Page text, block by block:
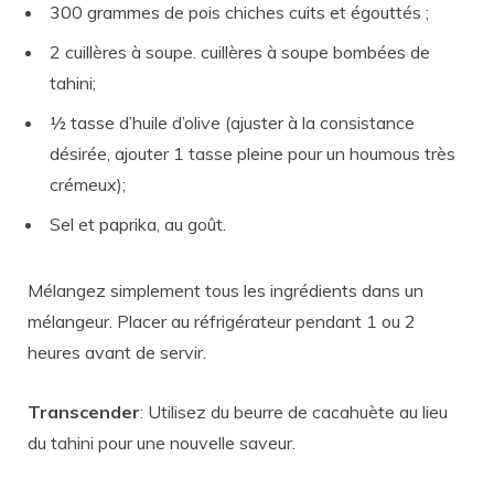
300 grammes de pois chiches cuits et égouttés ;
2 cuillères à soupe. cuillères à soupe bombées de
tahini;
½ tasse d’huile d’olive (ajuster à la consistance
désirée, ajouter 1 tasse pleine pour un houmous très
crémeux);
Sel et paprika, au goût.
Mélangez simplement tous les ingrédients dans un
mélangeur. Placer au réfrigérateur pendant 1 ou 2
heures avant de servir.
Transcender: Utilisez du beurre de cacahuète au lieu
du tahini pour une nouvelle saveur.